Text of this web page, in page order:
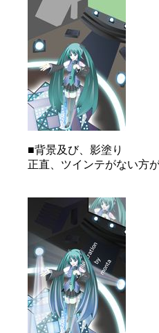
■背景及び、影塗り
正直、ツインテがない方